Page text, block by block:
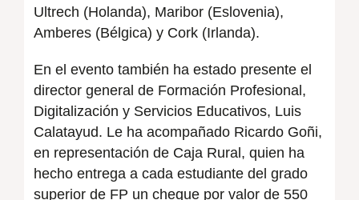
Ultrech (Holanda), Maribor (Eslovenia),
Amberes (Bélgica) y Cork (Irlanda).
En el evento también ha estado presente el
director general de Formación Profesional,
Digitalización y Servicios Educativos, Luis
Calatayud. Le ha acompañado Ricardo Goñi,
en representación de Caja Rural, quien ha
hecho entrega a cada estudiante del grado
superior de FP un cheque por valor de 550